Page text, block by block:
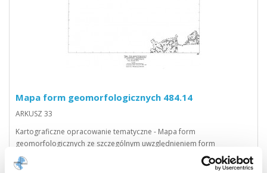
Mapa form geomorfologicznych 484.14
ARKUSZ 33
Kartograficzne opracowanie tematyczne - Mapa form
geomorfologicznych ze szczególnym uwzględnieniem form
antropogenicznych w skali 1:25000 i układzie współrzędnych 1965
strefa 4.